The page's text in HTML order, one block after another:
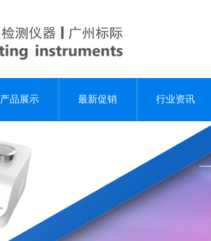
产品展示 最新促销 行业资讯